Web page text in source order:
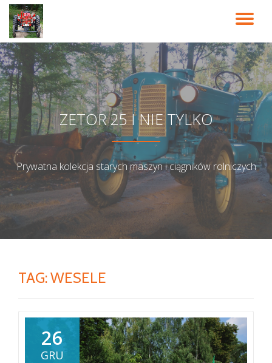
Przeskocz
do
treści
ZETOR 25 I NIE TYLKO
Prywatna kolekcja starych maszyn i ciągników rolniczych
TAG:WESELE
26
GRU